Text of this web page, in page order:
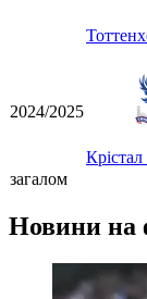
2024/2025
загалом
Новини на